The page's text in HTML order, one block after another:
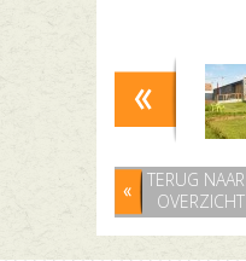
TERUG NAAR
OVERZICHT